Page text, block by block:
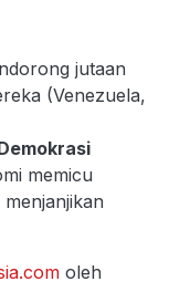
jutaan
(Venezuela,
memicu
oleh